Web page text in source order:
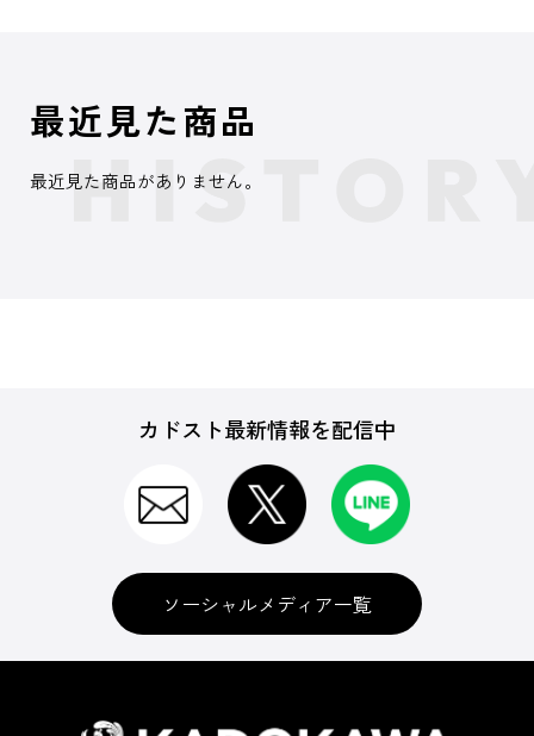
最近見た商品
最近見た商品がありません。
カドスト最新情報を配信中
ソーシャルメディア一覧